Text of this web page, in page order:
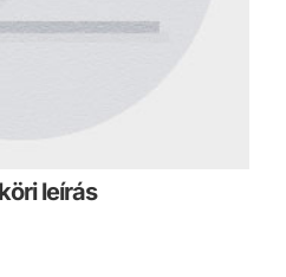
leírás